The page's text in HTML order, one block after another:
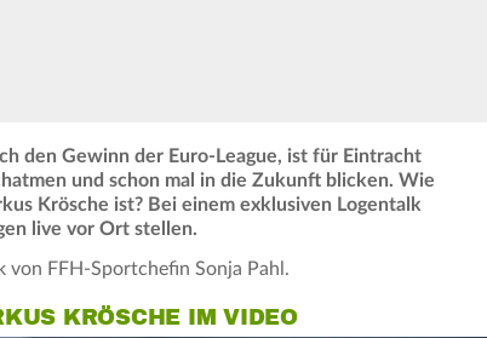
den Gewinn der Euro-League, ist für Eintracht
und schon mal in die Zukunft blicken. Wie
Krösche ist? Bei einem exklusiven Logentalk
live vor Ort stellen.
FFH-Sportchefin Sonja Pahl.
KRÖSCHE IM VIDEO